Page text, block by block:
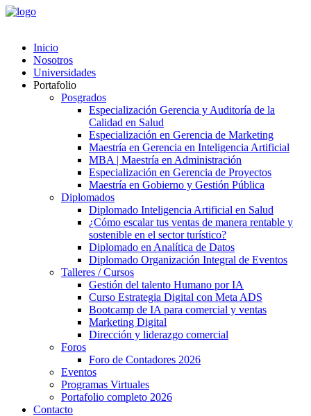
Inicio
Nosotros
Universidades
Portafolio
Posgrados
Especialización Gerencia y Auditoría de la
Calidad en Salud
Especialización en Gerencia de Marketing
Maestría en Gerencia en Inteligencia Artificial
MBA | Maestría en Administración
Especialización en Gerencia de Proyectos
Maestría en Gobierno y Gestión Pública
Diplomados
Diplomado Inteligencia Artificial en Salud
¿Cómo escalar tus ventas de manera rentable y
sostenible en el sector turístico?
Diplomado en Analítica de Datos
Diplomado Organización Integral de Eventos
Talleres / Cursos
Gestión del talento Humano por IA​
Curso Estrategia Digital con Meta ADS
Bootcamp de IA para comercial y ventas
Marketing Digital
Dirección y liderazgo comercial
Foros
Foro de Contadores 2026
Eventos
Programas Virtuales
Portafolio completo 2026
Contacto